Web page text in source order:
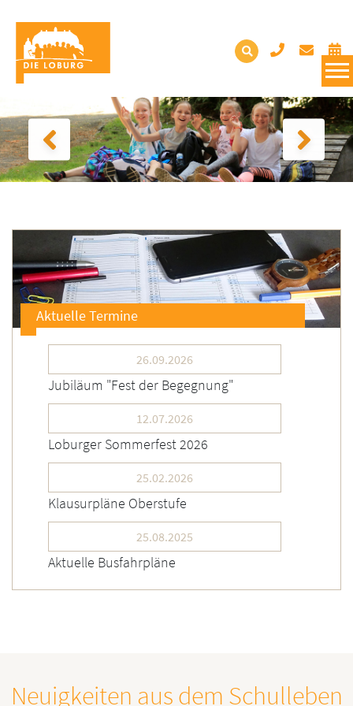
Aktuelle Termine
26.09.2026
Jubiläum "Fest der Begegnung"
12.07.2026
Loburger Sommerfest 2026
25.02.2026
Klausurpläne Oberstufe
25.08.2025
Aktuelle Busfahrpläne
Neuigkeiten aus dem Schulleben